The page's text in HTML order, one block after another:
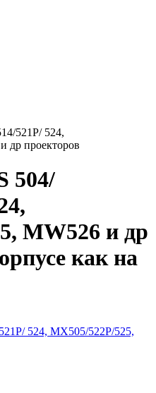
521P/ 524,
др проекторов
504/
MW526 и др
как на